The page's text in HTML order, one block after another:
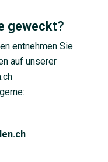
geweckt?
entnehmen Sie
auf unserer